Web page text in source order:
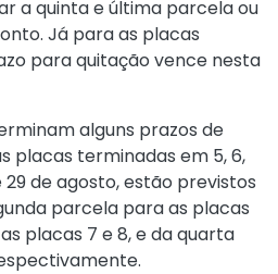
a quinta e última parcela ou
Já para as placas
para quitação vence nesta
alguns prazos de
placas terminadas em 5, 6,
29 de agosto, estão previstos
parcela para as placas
placas 7 e 8, e da quarta